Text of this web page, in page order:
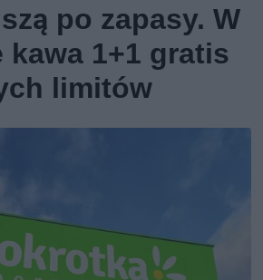
po zapasy. W
kawa 1+1 gratis
limitów